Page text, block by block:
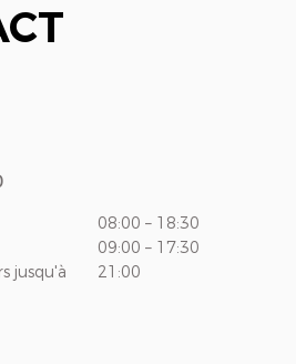
jusqu'à
08:00 – 18:30
09:00 – 17:30
21:00